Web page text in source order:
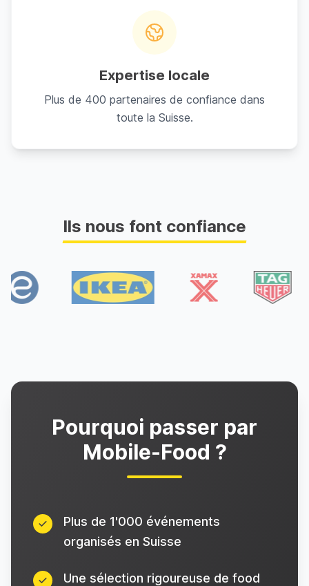
Expertise locale
Plus de 400 partenaires de confiance dans
toute la Suisse.
Ils nous font confiance
Pourquoi passer par
Mobile-Food ?
Plus de 1'000 événements
organisés en Suisse
Une sélection rigoureuse de food